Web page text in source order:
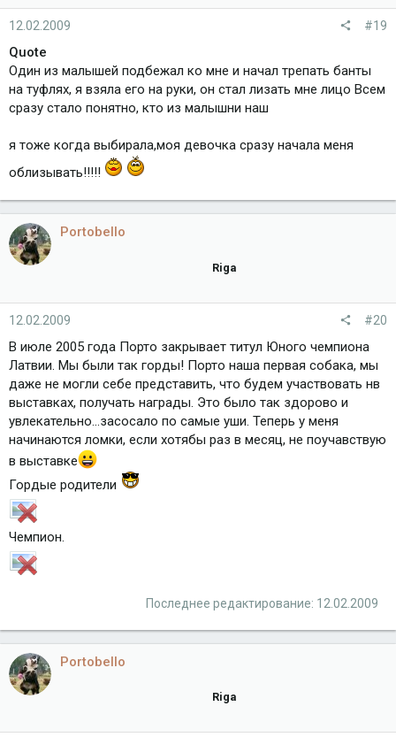
12.02.2009 #19
Quote
Один из малышей подбежал ко мне и начал трепать банты
на туфлях, я взяла его на руки, он стал лизать мне лицо Всем
сразу стало понятно, кто из малышни наш
я тоже когда выбирала,моя девочка сразу начала меня
облизывать!!!!!
Portobello
Riga
12.02.2009 #20
В июле 2005 года Порто закрывает титул Юного чемпиона
Латвии. Мы были так горды! Порто наша первая собака, мы
даже не могли себе представить, что будем участвовать нв
выставках, получать награды. Это было так здорово и
увлекательно...засосало по самые уши. Теперь у меня
начинаются ломки, если хотябы раз в месяц, не поучавствую
в выставке
Гордые родители
Чемпион.
Последнее редактирование: 12.02.2009
Portobello
Riga